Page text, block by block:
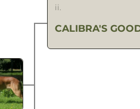
ii.
CALIBRA'S